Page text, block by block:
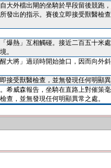
大外檔出閘的坐騎於早段留後競跑
發出的指示。賽後立即接受獸醫檢
爆熱」互相觸碰。接近二百五十米
。
大將」過頭時開始搶口，因而向外
接受獸醫檢查，並無發現任何明顯異
希威森報告，坐騎在直路上對催策
查，並無發現任何明顯異常之處。